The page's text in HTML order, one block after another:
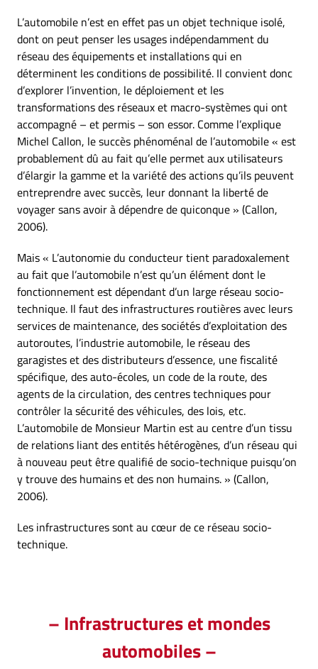
L’automobile n’est en effet pas un objet technique isolé,
dont on peut penser les usages indépendamment du
réseau des équipements et installations qui en
déterminent les conditions de possibilité. Il convient donc
d’explorer l’invention, le déploiement et les
transformations des réseaux et macro-systèmes qui ont
accompagné – et permis – son essor. Comme l’explique
Michel Callon, le succès phénoménal de l’automobile « est
probablement dû au fait qu’elle permet aux utilisateurs
d’élargir la gamme et la variété des actions qu’ils peuvent
entreprendre avec succès, leur donnant la liberté de
voyager sans avoir à dépendre de quiconque » (Callon,
2006).
Mais « L’autonomie du conducteur tient paradoxalement
au fait que l’automobile n’est qu’un élément dont le
fonctionnement est dépendant d’un large réseau socio-
technique. Il faut des infrastructures routières avec leurs
services de maintenance, des sociétés d’exploitation des
autoroutes, l’industrie automobile, le réseau des
garagistes et des distributeurs d’essence, une fiscalité
spécifique, des auto-écoles, un code de la route, des
agents de la circulation, des centres techniques pour
contrôler la sécurité des véhicules, des lois, etc.
L’automobile de Monsieur Martin est au centre d’un tissu
de relations liant des entités hétérogènes, d’un réseau qui
à nouveau peut être qualifié de socio-technique puisqu’on
y trouve des humains et des non humains. » (Callon,
2006).
Les infrastructures sont au cœur de ce réseau socio-
technique.
– Infrastructures et mondes
automobiles–